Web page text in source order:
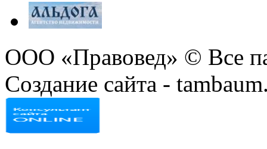
ООО «Правовед» © Все
Создание сайта -